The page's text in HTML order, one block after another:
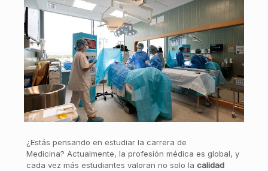
¿Estás pensando en estudiar la carrera de
Medicina? Actualmente, la profesión médica es global, y
cada vez más estudiantes valoran no solo la calidad